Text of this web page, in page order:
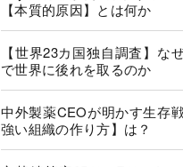
【本質的原因】とは何か
【世界23カ国独自調査】な
で世界に後れを取るのか
中外製薬CEOが明かす生存
強い組織の作り方】は？